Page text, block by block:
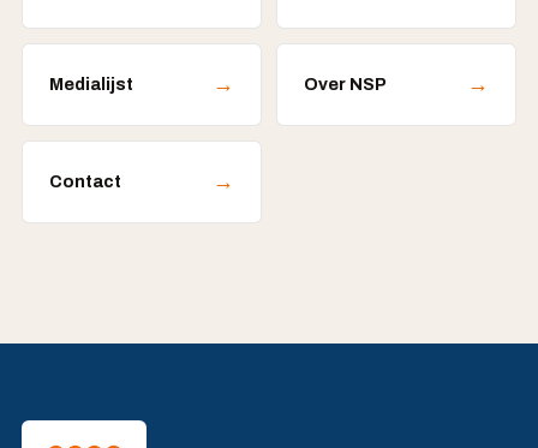
Medialijst → Over NSP →
Contact →